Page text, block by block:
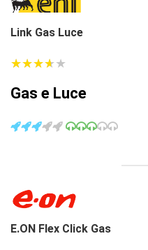
Link Gas Luce
★★★★★
★★★★★
Gas e Luce
E.ON Flex Click Gas